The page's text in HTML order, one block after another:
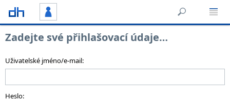
Zadejte své přihlašovací údaje…
Uživatelské jméno/e-mail:
Heslo: